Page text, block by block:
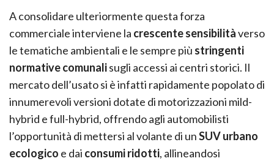
A consolidare ulteriormente questa forza
commerciale interviene la crescente sensibilitàverso
le tematiche ambientali e le sempre più stringenti
normative comunalisugli accessi ai centri storici. Il
mercato dell’usato si è infatti rapidamente popolato di
innumerevoli versioni dotate di motorizzazioni mild-
hybrid e full-hybrid, offrendo agli automobilisti
l’opportunità di mettersi al volante di unSUV urbano
ecologico e dai consumi ridotti, allineandosi